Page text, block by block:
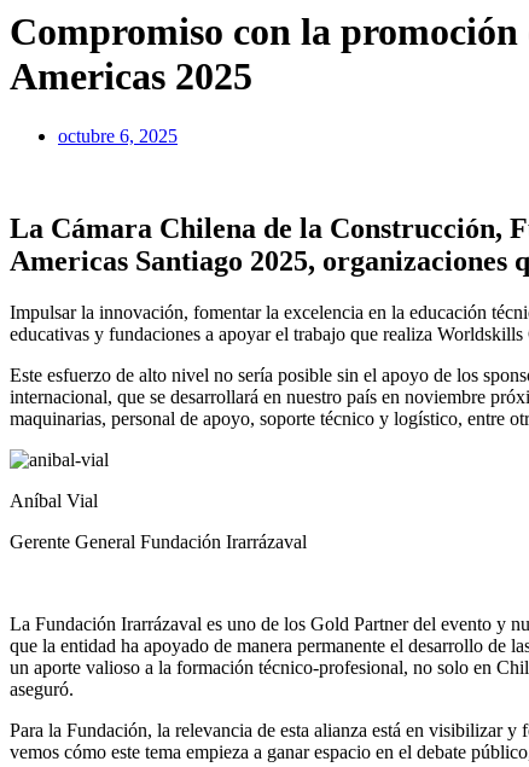
Compromiso con la
Americas 2025
octubre 6, 2025
La Cámara Chilena de la Construcción,
Americas Santiago 2025, organizaciones
Impulsar la innovación, fomentar la excelencia en la educación
educativas y fundaciones a apoyar el trabajo que realiza
Este esfuerzo de alto nivel no sería posible sin el apoyo de los
internacional, que se desarrollará en nuestro país en noviembre
maquinarias, personal de apoyo, soporte técnico y logístico, entre
Aníbal Vial
Gerente General Fundación Irarrázaval
La Fundación Irarrázaval es uno de los Gold Partner del evento y
que la entidad ha apoyado de manera permanente el desarrollo de
un aporte valioso a la formación técnico-profesional, no solo en
aseguró.
Para la Fundación, la relevancia de esta alianza está en visibilizar
vemos cómo este tema empieza a ganar espacio en el debate